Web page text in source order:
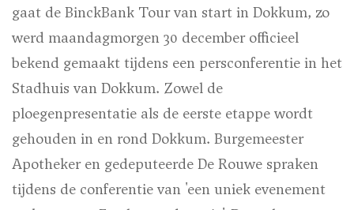
gaat de BinckBank Tour van start in Dokkum, zo
werd maandagmorgen 30 december officieel
bekend gemaakt tijdens een persconferentie in het
Stadhuis van Dokkum. Zowel de
ploegenpresentatie als de eerste etappe wordt
gehouden in en rond Dokkum. Burgemeester
Apotheker en gedeputeerde De Rouwe spraken
tijdens de conferentie van 'een uniek evenement